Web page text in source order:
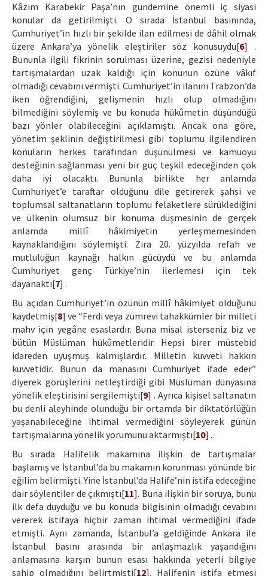
Kâzım Karabekir Paşa’nın gündemine önemli iç siyasi
konular da getirilmişti. O sırada İstanbul basınında,
Cumhuriyet’in hızlı bir şekilde ilan edilmesi de dâhil olmak
üzere Ankara’ya yönelik eleştiriler söz konusuydu[6] .
Bununla ilgili fikrinin sorulması üzerine, gezisi nedeniyle
tartışmalardan uzak kaldığı için konunun özüne vâkıf
olmadığı cevabını vermişti. Cumhuriyet’in ilanını Trabzon’da
iken öğrendiğini, gelişmenin hızlı olup olmadığını
bilmediğini söylemiş ve bu konuda hükûmetin düşündüğü
bazı yönler olabileceğini açıklamıştı. Ancak ona göre,
yönetim şeklinin değiştirilmesi gibi toplumu ilgilendiren
konuların herkes tarafından düşünülmesi ve kamuoyu
desteğinin sağlanması yeni bir güç teşkil edeceğinden çok
daha iyi olacaktı. Bununla birlikte her anlamda
Cumhuriyet’e taraftar olduğunu dile getirerek şahsi ve
toplumsal saltanatların toplumu felaketlere sürüklediğini
ve ülkenin olumsuz bir konuma düşmesinin de gerçek
anlamda millî hâkimiyetin yerleşmemesinden
kaynaklandığını söylemişti. Zira 20. yüzyılda refah ve
mutluluğun kaynağı halkın gücüydü ve bu anlamda
Cumhuriyet genç Türkiye’nin ilerlemesi için tek
dayanaktı[7] .
Bu açıdan Cumhuriyet’in özünün millî hâkimiyet olduğunu
kaydetmiş[8] ve “Ferdi veya zümrevi tahakkümler bir milleti
mahv için yegâne esaslardır. Buna misal isterseniz biz ve
bütün Müslüman hükûmetleridir. Hepsi birer müstebid
idareden uyuşmuş kalmışlardır. Milletin kuvveti hakkın
kuvvetidir. Bunun da manasını Cumhuriyet ifade eder”
diyerek görüşlerini netleştirdiği gibi Müslüman dünyasına
yönelik eleştirisini sergilemişti[9] . Ayrıca kişisel saltanatın
bu denli aleyhinde olunduğu bir ortamda bir diktatörlüğün
yaşanabileceğine ihtimal vermediğini söyleyerek günün
tartışmalarına yönelik yorumunu aktarmıştı[10] .
Bu sırada Halifelik makamına ilişkin de tartışmalar
başlamış ve İstanbul’da bu makamın korunması yönünde bir
eğilim belirmişti. Yine İstanbul’da Halife’nin istifa edeceğine
dair söylentiler de çıkmıştı[11]. Buna ilişkin bir soruya, bunu
ilk defa duyduğu ve bu konuda bilgisinin olmadığı cevabını
vererek istifaya hiçbir zaman ihtimal vermediğini ifade
etmişti. Aynı zamanda, İstanbul’a geldiğinde Ankara ile
İstanbul basını arasında bir anlaşmazlık yaşandığını
anlamasına karşın bunun esası hakkında yeterli bilgiye
sahip olmadığını belirtmişti[12]. Halifenin istifa etmesi